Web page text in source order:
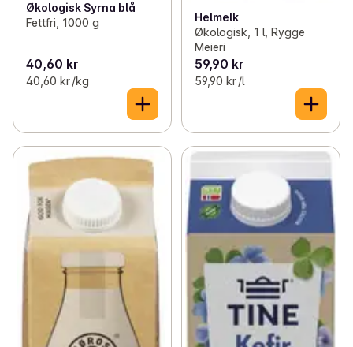
Økologisk Syrna blå
Fettfri, 1000 g
40,60 kr
40,60 kr /kg
Helmelk
Økologisk, 1 l, Rygge
Meieri
59,90 kr
59,90 kr /l